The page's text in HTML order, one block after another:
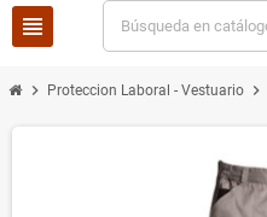
view_headline
chevron_right Proteccion Laboral - Vestuario chevron_right